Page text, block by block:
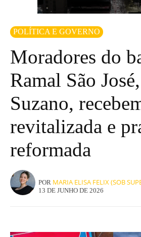
POLÍTICA E GOVERNO
Moradores do
Ramal São
Suzano,
revitalizada e
reformada
POR MARIA ELISA FELIX (SOB
13 DE JUNHO DE 2026